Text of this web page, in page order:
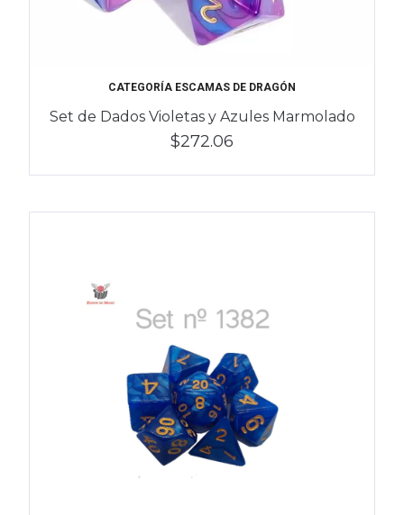
CATEGORÍA ESCAMAS DE DRAGÓN
Set de Dados Violetas y Azules Marmolado
$272.06